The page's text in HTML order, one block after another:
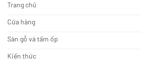
Trang chủ
Cửa hàng
Sàn gỗ và tấm ốp
Kiến thức